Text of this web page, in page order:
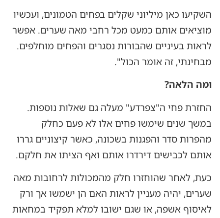
השקיעו כאן מיליוני שקלים בפחים הטמונים, ועכשיו
מוציאים אותם כמעט מכל רחבי מאה שערים. אפשר
לראות בעיניים שהבורות נסגרים והפחים מוחלפים.
מבחינתי, זה אומר הכול".
ומה הלאה?
החזרת פחי ה"צפרדע" מעלה גם שאלות נוספות.
במשך שנים שימשו פחים אלו לא פעם כחלק
מהפרות סדר והפגנות בשכונה, כאשר קיצוניים גררו
אותם לכבישים דירדרו אותם ואף הציתו את חלקם.
כעת, לאחר שהוחזרו חלק מהמכולות לרחובות מאה
שערים, יהיה מעניין לראות האם הן ישמשו אך ורק
לאיסוף אשפה, או שגם ישובו למלא תפקיד במחאות